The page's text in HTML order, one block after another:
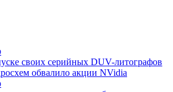
своих серийных DUV-литографов
обвалило акции NVidia